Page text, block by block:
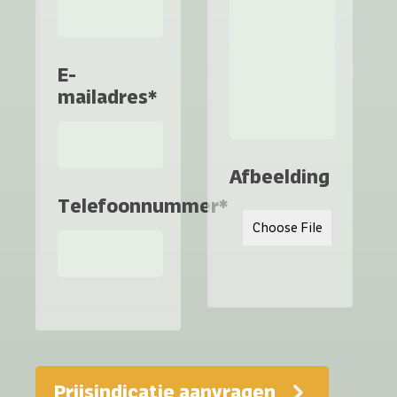
E-
mailadres*
Telefoonnummer*
Afbeelding
Choose File
Prijsindicatie aanvragen